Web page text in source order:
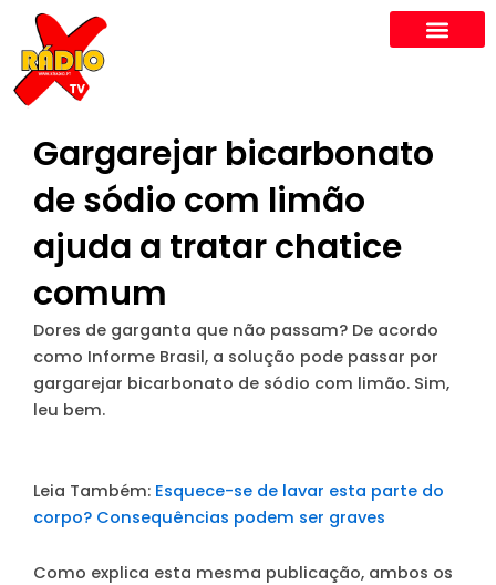
content
Gargarejar bicarbonato
de sódio com limão
ajuda a tratar chatice
comum
Dores de garganta que não passam? De acordo
como Informe Brasil, a solução pode passar por
gargarejar bicarbonato de sódio com limão. Sim,
leu bem.
Leia Também: Esquece-se de lavar esta parte do
corpo? Consequências podem ser graves
Como explica esta mesma publicação, ambos os